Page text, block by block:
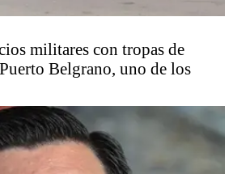
militares con tropas de
Belgrano, uno de los